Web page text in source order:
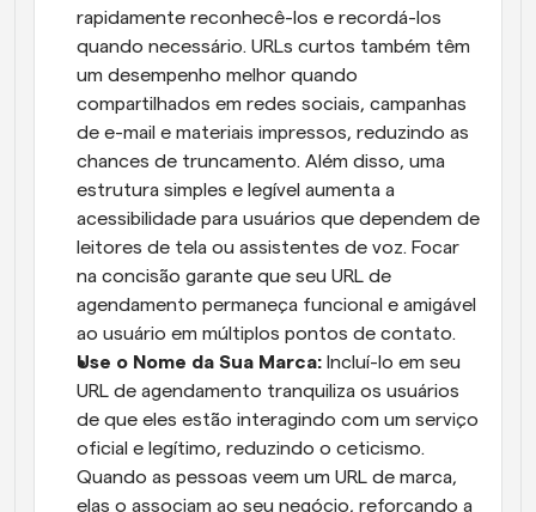
rapidamente reconhecê-los e recordá-los
quando necessário. URLs curtos também têm
um desempenho melhor quando
compartilhados em redes sociais, campanhas
de e-mail e materiais impressos, reduzindo as
chances de truncamento. Além disso, uma
estrutura simples e legível aumenta a
acessibilidade para usuários que dependem de
leitores de tela ou assistentes de voz. Focar
na concisão garante que seu URL de
agendamento permaneça funcional e amigável
ao usuário em múltiplos pontos de contato.
Use o Nome da Sua Marca: Incluí-lo em seu
URL de agendamento tranquiliza os usuários
de que eles estão interagindo com um serviço
oficial e legítimo, reduzindo o ceticismo.
Quando as pessoas veem um URL de marca,
elas o associam ao seu negócio, reforçando a